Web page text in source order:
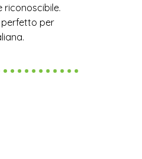
riconoscibile.
perfetto per